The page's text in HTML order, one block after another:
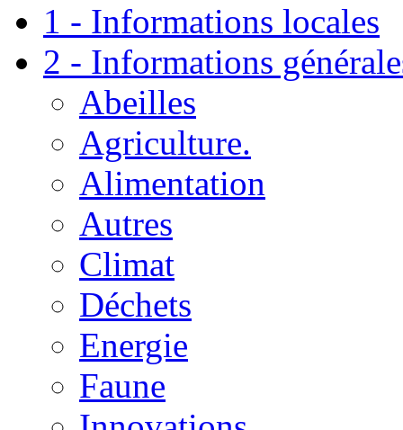
1 - Informations locales
2 - Informations
Abeilles
Agriculture.
Alimentation
Autres
Climat
Déchets
Energie
Faune